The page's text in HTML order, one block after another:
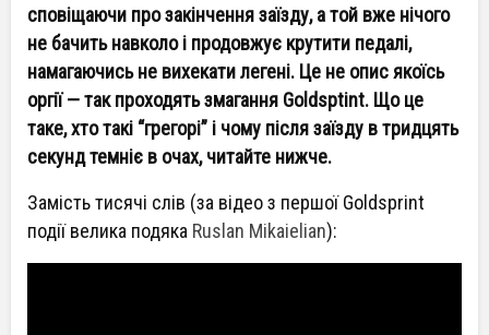
сповіщаючи про закінчення заїзду, а той вже нічого
не бачить навколо і продовжує крутити педалі,
намагаючись не вихекати легені. Це не опис якоїсь
оргії — так проходять змагання Goldsptint. Що це
таке, хто такі “грегорі” і чому після заїзду в тридцять
секунд темніє в очах, читайте нижче.
Замість тисячі слів (за відео з першої Goldsprint
події велика подяка Ruslan Mikaielian):